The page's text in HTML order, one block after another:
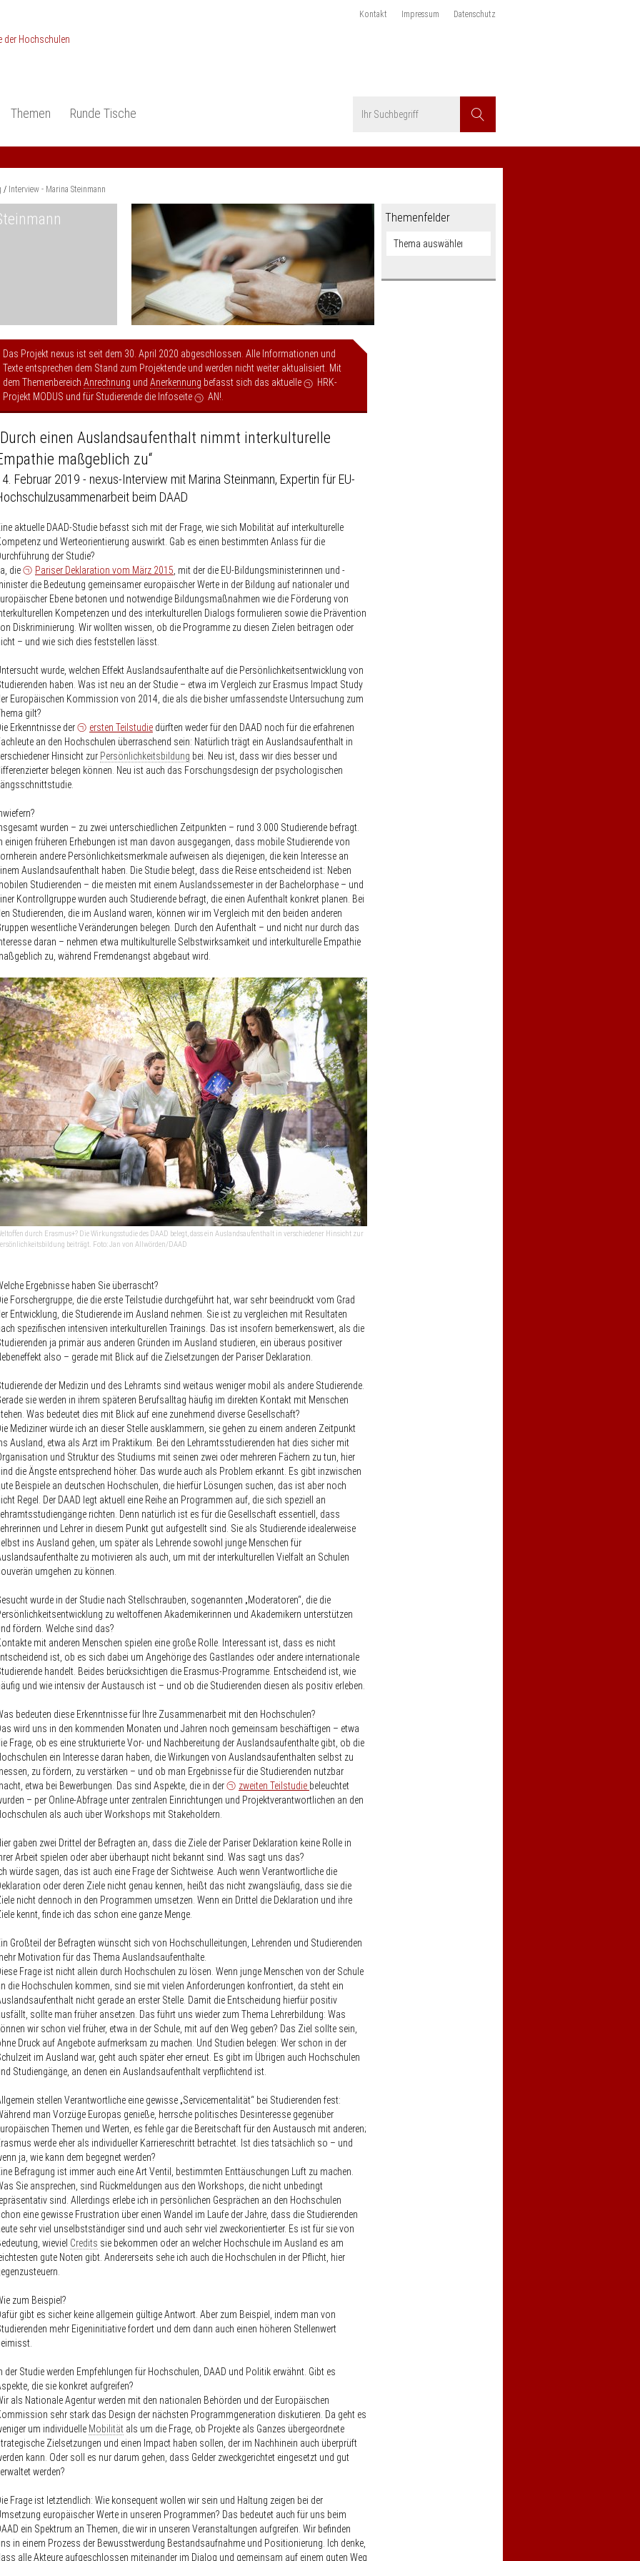
Kontakt Impressum Datenschutz
Suchen
Themen
Studieneingangsphase
Studienqualität
Praxisbezüge
Runde Tische
Anerkennung
Interview - Marina Steinmann
Das Projekt nexus ist seit dem 30. April 2020 abgeschlossen. Alle Informationen und
Texte entsprechen dem Stand zum Projektende und werden nicht weiter aktualisiert. Mit
dem Themenbereich Anrechnung und Anerkennung befasst sich das aktuelle
HRK-
Projekt MODUS und für Studierende die Infoseite AN!
einen Auslandsaufenthalt nimmt interkulturelle
maßgeblich zu“
Februar 2019 - nexus-Interview mit Marina Steinmann, Expertin für EU-
beim DAAD
aktuelle DAAD-Studie befasst sich mit der Frage, wie sich Mobilität auf interkulturelle
und Werteorientierung auswirkt. Gab es einen bestimmten Anlass für die
der Studie?
die
Pariser Deklaration vom März 2015 , mit der die EU-Bildungsministerinnen und -
die Bedeutung gemeinsamer europäischer Werte in der Bildung auf nationaler und
Ebene betonen und notwendige Bildungsmaßnahmen wie die Förderung von
Kompetenzen und des interkulturellen Dialogs formulieren sowie die Prävention
Diskriminierung. Wir wollten wissen, ob die Programme zu diesen Zielen beitragen oder
– und wie sich dies feststellen lässt.
wurde, welchen Effekt Auslandsaufenthalte auf die Persönlichkeitsentwicklung von
haben. Was ist neu an der Studie – etwa im Vergleich zur Erasmus Impact Study
Europäischen Kommission von 2014, die als die bisher umfassendste Untersuchung zum
gilt?
Erkenntnisse der
ersten Teilstudie dürften weder für den DAAD noch für die erfahrenen
an den Hochschulen überraschend sein: Natürlich trägt ein Auslandsaufenthalt in
Hinsicht zur Persönlichkeitsbildung bei. Neu ist, dass wir dies besser und
belegen können. Neu ist auch das Forschungsdesign der psychologischen
Längsschnittstudie.
wurden – zu zwei unterschiedlichen Zeitpunkten – rund 3.000 Studierende befragt.
einigen früheren Erhebungen ist man davon ausgegangen, dass mobile Studierende von
andere Persönlichkeitsmerkmale aufweisen als diejenigen, die kein Interesse an
Auslandsaufenthalt haben. Die Studie belegt, dass die Reise entscheidend ist: Neben
Studierenden – die meisten mit einem Auslandssemester in der Bachelorphase – und
Kontrollgruppe wurden auch Studierende befragt, die einen Aufenthalt konkret planen. Bei
Studierenden, die im Ausland waren, können wir im Vergleich mit den beiden anderen
wesentliche Veränderungen belegen. Durch den Aufenthalt – und nicht nur durch das
daran – nehmen etwa multikulturelle Selbstwirksamkeit und interkulturelle Empathie
zu, während Fremdenangst abgebaut wird.
durch Erasmus+? Die Wirkungsstudie des DAAD belegt, dass ein Auslandsaufenthalt in verschiedener Hinsicht zur
beiträgt. Foto: Jan von Allwörden/DAAD
Ergebnisse haben Sie überrascht?
Forschergruppe, die die erste Teilstudie durchgeführt hat, war sehr beeindruckt vom Grad
Entwicklung, die Studierende im Ausland nehmen. Sie ist zu vergleichen mit Resultaten
spezifischen intensiven interkulturellen Trainings. Das ist insofern bemerkenswert, als die
ja primär aus anderen Gründen im Ausland studieren, ein überaus positiver
also – gerade mit Blick auf die Zielsetzungen der Pariser Deklaration.
der Medizin und des Lehramts sind weitaus weniger mobil als andere Studierende.
sie werden in ihrem späteren Berufsalltag häufig im direkten Kontakt mit Menschen
Was bedeutet dies mit Blick auf eine zunehmend diverse Gesellschaft?
Mediziner würde ich an dieser Stelle ausklammern, sie gehen zu einem anderen Zeitpunkt
Ausland, etwa als Arzt im Praktikum. Bei den Lehramtsstudierenden hat dies sicher mit
und Struktur des Studiums mit seinen zwei oder mehreren Fächern zu tun, hier
die Ängste entsprechend höher. Das wurde auch als Problem erkannt. Es gibt inzwischen
Beispiele an deutschen Hochschulen, die hierfür Lösungen suchen, das ist aber noch
Regel. Der DAAD legt aktuell eine Reihe an Programmen auf, die sich speziell an
richten. Denn natürlich ist es für die Gesellschaft essentiell, dass
und Lehrer in diesem Punkt gut aufgestellt sind. Sie als Studierende idealerweise
ins Ausland gehen, um später als Lehrende sowohl junge Menschen für
zu motivieren als auch, um mit der interkulturellen Vielfalt an Schulen
umgehen zu können.
wurde in der Studie nach Stellschrauben, sogenannten „Moderatoren“, die die
zu weltoffenen Akademikerinnen und Akademikern unterstützen
fördern. Welche sind das?
mit anderen Menschen spielen eine große Rolle. Interessant ist, dass es nicht
ist, ob es sich dabei um Angehörige des Gastlandes oder andere internationale
handelt. Beides berücksichtigen die Erasmus-Programme. Entscheidend ist, wie
und wie intensiv der Austausch ist – und ob die Studierenden diesen als positiv erleben.
bedeuten diese Erkenntnisse für Ihre Zusammenarbeit mit den Hochschulen?
wird uns in den kommenden Monaten und Jahren noch gemeinsam beschäftigen – etwa
Frage, ob es eine strukturierte Vor- und Nachbereitung der Auslandsaufenthalte gibt, ob die
ein Interesse daran haben, die Wirkungen von Auslandsaufenthalten selbst zu
zu fördern, zu verstärken – und ob man Ergebnisse für die Studierenden nutzbar
etwa bei Bewerbungen. Das sind Aspekte, die in der
zweiten Teilstudie beleuchtet
– per Online-Abfrage unter zentralen Einrichtungen und Projektverantwortlichen an den
als auch über Workshops mit Stakeholdern.
gaben zwei Drittel der Befragten an, dass die Ziele der Pariser Deklaration keine Rolle in
Arbeit spielen oder aber überhaupt nicht bekannt sind. Was sagt uns das?
würde sagen, das ist auch eine Frage der Sichtweise. Auch wenn Verantwortliche die
oder deren Ziele nicht genau kennen, heißt das nicht zwangsläufig, dass sie die
nicht dennoch in den Programmen umsetzen. Wenn ein Drittel die Deklaration und ihre
kennt, finde ich das schon eine ganze Menge.
Großteil der Befragten wünscht sich von Hochschulleitungen, Lehrenden und Studierenden
Motivation für das Thema Auslandsaufenthalte.
Frage ist nicht allein durch Hochschulen zu lösen. Wenn junge Menschen von der Schule
die Hochschulen kommen, sind sie mit vielen Anforderungen konfrontiert, da steht ein
nicht gerade an erster Stelle. Damit die Entscheidung hierfür positiv
sollte man früher ansetzen. Das führt uns wieder zum Thema Lehrerbildung: Was
wir schon viel früher, etwa in der Schule, mit auf den Weg geben? Das Ziel sollte sein,
Druck auf Angebote aufmerksam zu machen. Und Studien belegen: Wer schon in der
im Ausland war, geht auch später eher erneut. Es gibt im Übrigen auch Hochschulen
Studiengänge, an denen ein Auslandsaufenthalt verpflichtend ist.
stellen Verantwortliche eine gewisse „Servicementalität“ bei Studierenden fest:
man Vorzüge Europas genieße, herrsche politisches Desinteresse gegenüber
Themen und Werten, es fehle gar die Bereitschaft für den Austausch mit anderen;
werde eher als individueller Karriereschritt betrachtet. Ist dies tatsächlich so – und
ja, wie kann dem begegnet werden?
Befragung ist immer auch eine Art Ventil, bestimmten Enttäuschungen Luft zu machen.
Sie ansprechen, sind Rückmeldungen aus den Workshops, die nicht unbedingt
sind. Allerdings erlebe ich in persönlichen Gesprächen an den Hochschulen
eine gewisse Frustration über einen Wandel im Laufe der Jahre, dass die Studierenden
sehr viel unselbstständiger sind und auch sehr viel zweckorientierter. Es ist für sie von
wieviel Credits sie bekommen oder an welcher Hochschule im Ausland es am
gute Noten gibt. Andererseits sehe ich auch die Hochschulen in der Pflicht, hier
zum Beispiel?
gibt es sicher keine allgemein gültige Antwort. Aber zum Beispiel, indem man von
mehr Eigeninitiative fordert und dem dann auch einen höheren Stellenwert
der Studie werden Empfehlungen für Hochschulen, DAAD und Politik erwähnt. Gibt es
die sie konkret aufgreifen?
als Nationale Agentur werden mit den nationalen Behörden und der Europäischen
sehr stark das Design der nächsten Programmgeneration diskutieren. Da geht es
um individuelle Mobilität als um die Frage, ob Projekte als Ganzes übergeordnete
Zielsetzungen und einen Impact haben sollen, der im Nachhinein auch überprüft
kann. Oder soll es nur darum gehen, dass Gelder zweckgerichtet eingesetzt und gut
werden?
Frage ist letztendlich: Wie konsequent wollen wir sein und Haltung zeigen bei der
europäischer Werte in unseren Programmen? Das bedeutet auch für uns beim
ein Spektrum an Themen, die wir in unseren Veranstaltungen aufgreifen. Wir befinden
in einem Prozess der Bewusstwerdung Bestandsaufnahme und Positionierung. Ich denke,
alle Akteure aufgeschlossen miteinander im Dialog und gemeinsam auf einem guten Weg
Themenfelder